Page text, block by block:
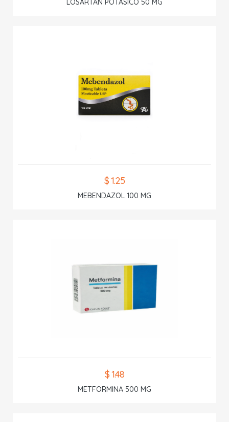
LOSARTAN POTASICO 50 MG
$ 1.25
MEBENDAZOL 100 MG
$ 1.48
METFORMINA 500 MG